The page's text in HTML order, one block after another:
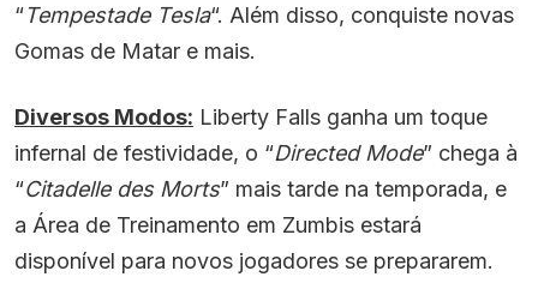
“Tempestade Tesla“. Além disso, conquiste novas
Gomas de Matar e mais.
Diversos Modos: Liberty Falls ganha um toque
infernal de festividade, o “Directed Mode” chega à
“Citadelle des Morts” mais tarde na temporada, e
a Área de Treinamento em Zumbis estará
disponível para novos jogadores se prepararem.